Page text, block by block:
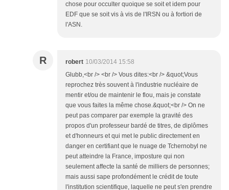
chose pour occulter quoique se soit et idem pour
EDF que se soit vis à vis de l'IRSN ou à fortiori de
l'ASN.
R robert 10/03/2014 15:58
Glubb,<br /> <br /> Vous dites:<br /> &quot;Vous
reprochez très souvent à l'industrie nucléaire de
mentir et/ou de maintenir le flou, mais je constate
que vous faites la même chose.&quot;<br /> On ne
peut pas comparer par exemple la gravité des
propos d'un professeur bardé de titres, de diplômes
et d'honneurs et qui met le public directement en
danger en certifiant que le nuage de Tchernobyl ne
peut atteindre la France, imposture qui non
seulement affecte la santé de milliers de personnes;
mais aussi sape profondément le crédit de toute
l'institution scientifique, laquelle ne peut s'en prendre